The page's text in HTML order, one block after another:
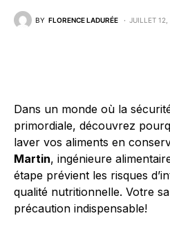
BY FLORENCE LADURÉE JUILLET
Dans un monde où la
primordiale, découvrez
laver vos aliments en
Martin, ingénieure
étape prévient les risques
qualité nutritionnelle. Votre
précaution indispensable!